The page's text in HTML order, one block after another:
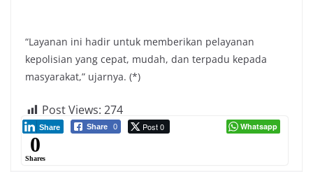
“Layanan ini hadir untuk memberikan pelayanan
kepolisian yang cepat, mudah, dan terpadu kepada
masyarakat,” ujarnya. (*)
Post Views: 274
Share 0 Post 0
Share Whatsapp
0
Shares